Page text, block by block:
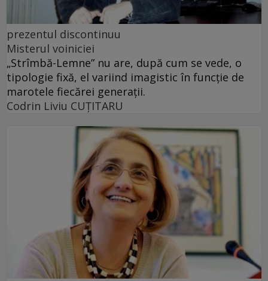
prezentul discontinuu
Misterul voiniciei
„Strîmbă-Lemne” nu are, după cum se vede, o
tipologie fixă, el variind imagistic în funcţie de
marotele fiecărei generaţii.
Codrin Liviu CUŢITARU